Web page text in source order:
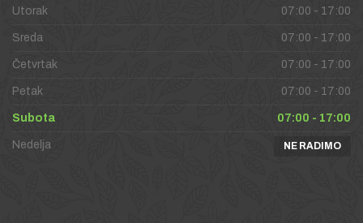
Utorak 07:00 - 17:00
Sreda 07:00 - 17:00
Četvrtak 07:00 - 17:00
Petak 07:00 - 17:00
Subota 07:00 - 17:00
Nedelja NE RADIMO